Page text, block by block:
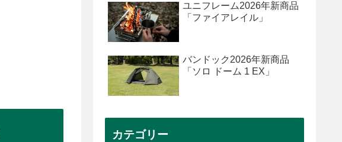
ユニフレーム2026年新商品
「ファイアレイル」
バンドック2026年新商品
「ソロ ドーム 1 EX」
カテゴリー